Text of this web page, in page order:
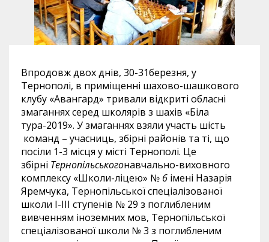
Впродовж двох днів, 30-31березня, у
Тернополі, в приміщенні шахово-шашкового
клубу «Авангард» тривали відкриті обласні
змаганнях серед школярів з шахів «Біла
тура-2019». У змаганнях взяли участь шість
команд – учасниць, збірні районів та ті, що
посіли 1-3 місця у місті Тернополі. Це
збірні Тернопільськогонавчально-виховного
комплексу «Школи-ліцею» № 6 імені Назарія
Яремчука, Тернопільської спеціалізованої
школи І-ІІІ ступенів № 29 з поглибленим
вивченням іноземних мов, Тернопільської
спеціалізованої школи № 3 з поглибленим